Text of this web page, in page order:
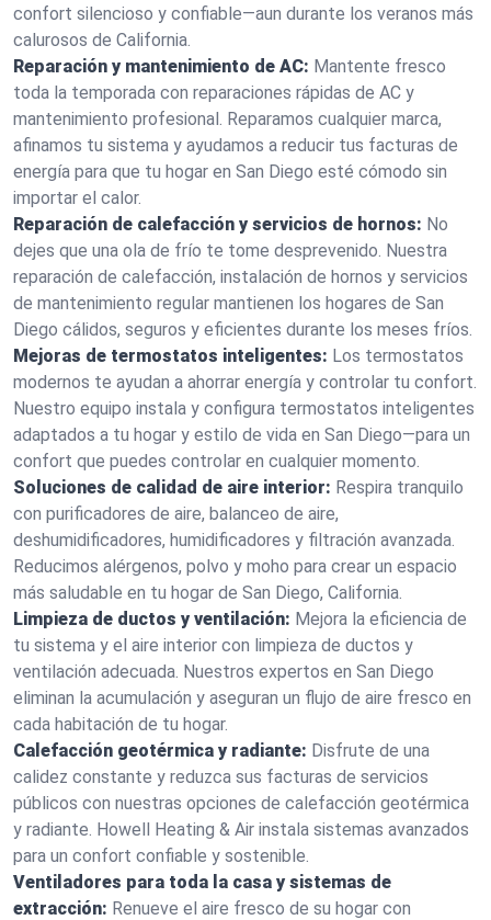
confort silencioso y confiable—aun durante los veranos más
calurosos de California.
Reparación y mantenimiento de AC: Mantente fresco
toda la temporada con reparaciones rápidas de AC y
mantenimiento profesional. Reparamos cualquier marca,
afinamos tu sistema y ayudamos a reducir tus facturas de
energía para que tu hogar en San Diego esté cómodo sin
importar el calor.
Reparación de calefacción y servicios de hornos: No
dejes que una ola de frío te tome desprevenido. Nuestra
reparación de calefacción, instalación de hornos y servicios
de mantenimiento regular mantienen los hogares de San
Diego cálidos, seguros y eficientes durante los meses fríos.
Mejoras de termostatos inteligentes: Los termostatos
modernos te ayudan a ahorrar energía y controlar tu confort.
Nuestro equipo instala y configura termostatos inteligentes
adaptados a tu hogar y estilo de vida en San Diego—para un
confort que puedes controlar en cualquier momento.
Soluciones de calidad de aire interior: Respira tranquilo
con purificadores de aire, balanceo de aire,
deshumidificadores, humidificadores y filtración avanzada.
Reducimos alérgenos, polvo y moho para crear un espacio
más saludable en tu hogar de San Diego, California.
Limpieza de ductos y ventilación: Mejora la eficiencia de
tu sistema y el aire interior con limpieza de ductos y
ventilación adecuada. Nuestros expertos en San Diego
eliminan la acumulación y aseguran un flujo de aire fresco en
cada habitación de tu hogar.
Calefacción geotérmica y radiante: Disfrute de una
calidez constante y reduzca sus facturas de servicios
públicos con nuestras opciones de calefacción geotérmica
y radiante. Howell Heating & Air instala sistemas avanzados
para un confort confiable y sostenible.
Ventiladores para toda la casa y sistemas de
extracción: Renueve el aire fresco de su hogar con